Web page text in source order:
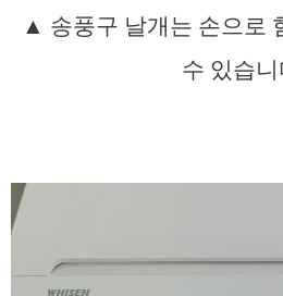
▲ 송풍구 날개는 손으로
수 있습니